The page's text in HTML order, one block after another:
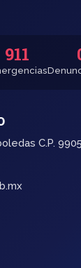
911
C.P.